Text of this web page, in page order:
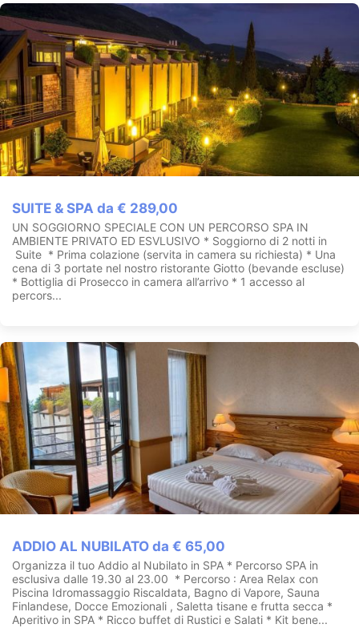
SUITE & SPA da € 289,00
UN SOGGIORNO SPECIALE CON UN PERCORSO SPA IN
AMBIENTE PRIVATO ED ESVLUSIVO * Soggiorno di 2 notti in
Suite * Prima colazione (servita in camera su richiesta) * Una
cena di 3 portate nel nostro ristorante Giotto (bevande escluse)
* Bottiglia di Prosecco in camera all’arrivo * 1 accesso al
percors...
ADDIO AL NUBILATO da € 65,00
Organizza il tuo Addio al Nubilato in SPA * Percorso SPA in
esclusiva dalle 19.30 al 23.00 * Percorso : Area Relax con
Piscina Idromassaggio Riscaldata, Bagno di Vapore, Sauna
Finlandese, Docce Emozionali , Saletta tisane e frutta secca *
Aperitivo in SPA * Ricco buffet di Rustici e Salati * Kit bene...